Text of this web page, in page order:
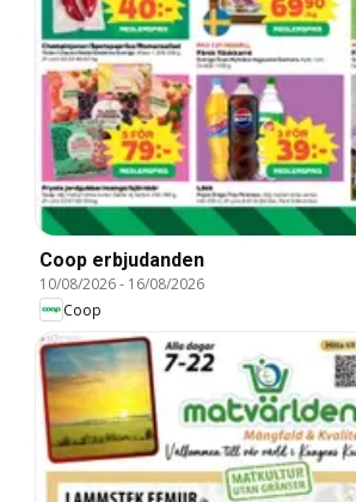
Coop erbjudanden
10/08/2026- 16/08/2026
Coop